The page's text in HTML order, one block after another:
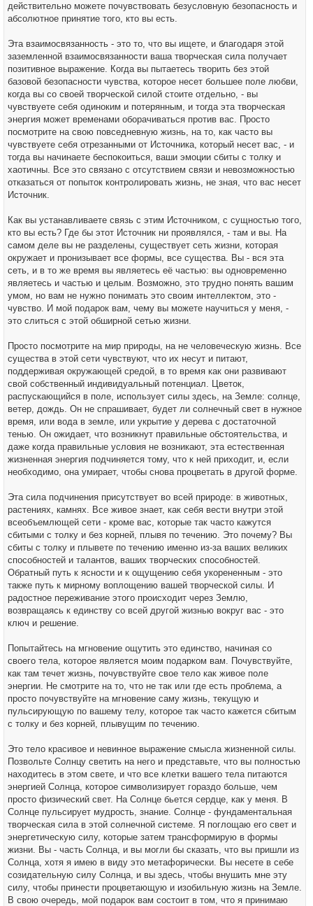
действительно можете почувствовать безусловную безопасность и
абсолютное принятие того, кто вы есть.
Эта взаимосвязанность - это то, что вы ищете, и благодаря этой
заземленной взаимосвязанности ваша творческая сила получает
позитивное выражение. Когда вы пытаетесь творить без этой
базовой безопасности чувства, которое несет большее поле любви,
когда вы со своей творческой силой стоите отдельно, - вы
чувствуете себя одиноким и потерянным, и тогда эта творческая
энергия может временами оборачиваться против вас. Просто
посмотрите на свою повседневную жизнь, на то, как часто вы
чувствуете себя отрезанными от Источника, который несет вас, - и
тогда вы начинаете беспокоиться, ваши эмоции сбиты с толку и
хаотичны. Все это связано с отсутствием связи и невозможностью
отказаться от попыток контролировать жизнь, не зная, что вас несет
Источник.
Как вы устанавливаете связь с этим Источником, с сущностью того,
кто вы есть? Где бы этот Источник ни проявлялся, - там и вы. На
самом деле вы не разделены, существует сеть жизни, которая
окружает и пронизывает все формы, все существа. Вы - вся эта
сеть, и в то же время вы являетесь её частью: вы одновременно
являетесь и частью и целым. Возможно, это трудно понять вашим
умом, но вам не нужно понимать это своим интеллектом, это -
чувство. И мой подарок вам, чему вы можете научиться у меня, -
это слиться с этой обширной сетью жизни.
Просто посмотрите на мир природы, на не человеческую жизнь. Все
существа в этой сети чувствуют, что их несут и питают,
поддерживая окружающей средой, в то время как они развивают
свой собственный индивидуальный потенциал. Цветок,
распускающийся в поле, использует силы здесь, на Земле: солнце,
ветер, дождь. Он не спрашивает, будет ли солнечный свет в нужное
время, или вода в земле, или укрытие у дерева с достаточной
тенью. Он ожидает, что возникнут правильные обстоятельства, и
даже когда правильные условия не возникают, эта естественная
жизненная энергия подчиняется тому, что к ней приходит, и, если
необходимо, она умирает, чтобы снова процветать в другой форме.
Эта сила подчинения присутствует во всей природе: в животных,
растениях, камнях. Все живое знает, как себя вести внутри этой
всеобъемлющей сети - кроме вас, которые так часто кажутся
сбитыми с толку и без корней, плывя по течению. Это почему? Вы
сбиты с толку и плывете по течению именно из-за ваших великих
способностей и талантов, ваших творческих способностей.
Обратный путь к ясности и к ощущению себя укорененным - это
также путь к мирному воплощению вашей творческой силы. И
радостное переживание этого происходит через Землю,
возвращаясь к единству со всей другой жизнью вокруг вас - это
ключ и решение.
Попытайтесь на мгновение ощутить это единство, начиная со
своего тела, которое является моим подарком вам. Почувствуйте,
как там течет жизнь, почувствуйте свое тело как живое поле
энергии. Не смотрите на то, что не так или где есть проблема, а
просто почувствуйте на мгновение саму жизнь, текущую и
пульсирующую по вашему телу, которое так часто кажется сбитым
с толку и без корней, плывущим по течению.
Это тело красивое и невинное выражение смысла жизненной силы.
Позвольте Солнцу светить на него и представьте, что вы полностью
находитесь в этом свете, и что все клетки вашего тела питаются
энергией Солнца, которое символизирует гораздо больше, чем
просто физический свет. На Солнце бьется сердце, как у меня. В
Солнце пульсирует мудрость, знание. Солнце - фундаментальная
творческая сила в этой солнечной системе. Я поглощаю его свет и
энергетическую силу, которые затем трансформирую в формы
жизни. Вы - часть Солнца, и вы могли бы сказать, что вы пришли из
Солнца, хотя я имею в виду это метафорически. Вы несете в себе
созидательную силу Солнца, и вы здесь, чтобы внушить мне эту
силу, чтобы принести процветающую и изобильную жизнь на Земле.
В свою очередь, мой подарок вам состоит в том, что я принимаю